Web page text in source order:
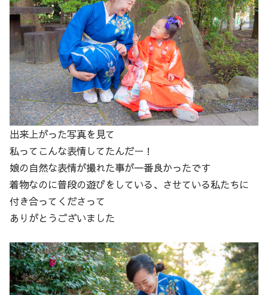
出来上がった写真を見て
私ってこんな表情してたんだー！
娘の自然な表情が撮れた事が一番良かったです
着物なのに普段の遊びをしている、させている私たちに
付き合ってくださって
ありがとうございました